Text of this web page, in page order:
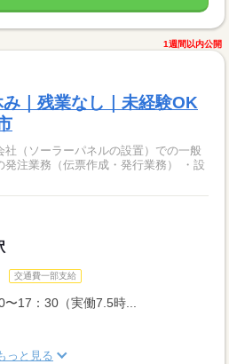
1週間以内公開
み｜残業なし｜未経験OK
社（ソーラーパネルの設置）での一般
交通費一部支給
17：30（実働7.5時...
っと見る